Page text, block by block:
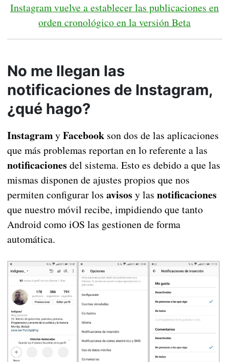
Instagram vuelve a establecer las publicaciones en
orden cronológico en la versión Beta
No me llegan las
notificaciones de Instagram,
¿qué hago?
InstagramyFacebookson dos de las aplicaciones
que más problemas reportan en lo referente a las
notificaciones del sistema. Esto es debido a que las
mismas disponen de ajustes propios que nos
permiten configurar los avisos y las notificaciones
que nuestro móvil recibe, impidiendo que tanto
Android como iOS las gestionen de forma
automática.